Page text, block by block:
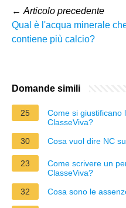
← Articolo precedente
Qual è l'acqua minerale
contiene più calcio?
Domande simili
25
Come si giustificano
ClasseViva?
30
Cosa vuol dire NC
23
Come scrivere un
ClasseViva?
32
Cosa sono le